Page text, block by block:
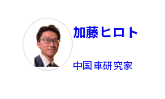
加藤ヒロト
中国車研究家